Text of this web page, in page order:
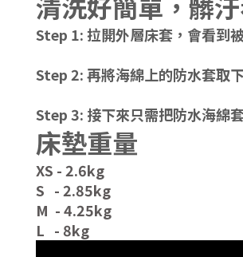
Step 1: 拉開外層床套，會看到
Step 2: 再將海綿上的防水套取
Step 3: 接下來只需把防水海綿
床墊重量
XS - 2.6kg
S - 2.85kg
M - 4.25kg
L - 8kg